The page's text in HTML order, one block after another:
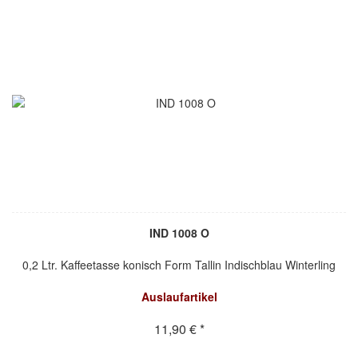
IND 1008 O
0,2 Ltr. Kaffeetasse konisch Form Tallin Indischblau Winterling
Auslaufartikel
11,90 € *